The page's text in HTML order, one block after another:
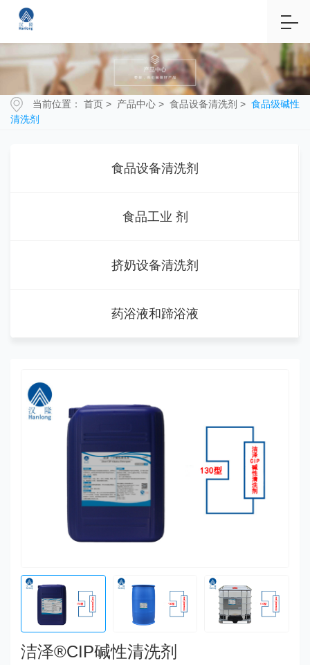
当前位置： 首页 > 产品中心 > 食品设备清洗剂 > 食品级碱性
清洗剂
食品设备清洗剂
食品工业 剂
挤奶设备清洗剂
药浴液和蹄浴液
洁泽®CIP碱性清洗剂